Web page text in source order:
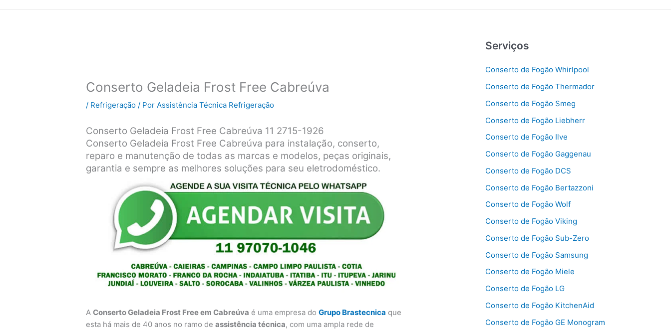
Conserto Geladeia Frost Free Cabreúva
/ Refrigeração / PorAssistência Técnica Refrigeração
Conserto Geladeia Frost Free Cabreúva 11 2715-1926
Conserto Geladeia Frost Free Cabreúva para instalação, conserto,
reparo e manutenção de todas as marcas e modelos, peças originais,
garantia e sempre as melhores soluções para seu eletrodoméstico.
AConserto Geladeia Frost Free em Cabreúva é uma empresa doGrupo Brastecnica que
esta há mais de 40 anos no ramo deassistência técnica, com uma ampla rede de
Serviços
Conserto de Fogão Whirlpool
Conserto de Fogão Thermador
Conserto de Fogão Smeg
Conserto de Fogão Liebherr
Conserto de Fogão Ilve
Conserto de Fogão Gaggenau
Conserto de Fogão DCS
Conserto de Fogão Bertazzoni
Conserto de Fogão Wolf
Conserto de Fogão Viking
Conserto de Fogão Sub-Zero
Conserto de Fogão Samsung
Conserto de Fogão Miele
Conserto de Fogão LG
Conserto de Fogão KitchenAid
Conserto de Fogão GE Monogram